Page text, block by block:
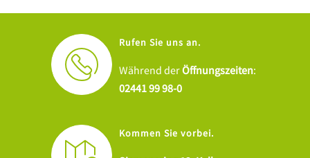
Rufen Sie uns an.
Während derÖffnungszeiten:
02441 99 98-0
Kommen Sie vorbei.